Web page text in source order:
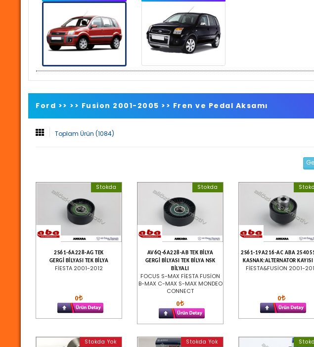
Ford >> >> Fusion 2001-2005 >> Fren ve Pedal Aksamı
Toplam Ürün (1084)
Stokda
2S61-6A228-AG TEK
GERGİ BİLYASI TEK BİLYA
FİESTA 2001-2012
0
Stokda
AV6Q-6A228-AB TEK BİLYA
GERGİ BİLYASI TEK BİLYA NSK
BİLYALI
FOCUS S-MAX FİESTA FUSİON
B-MAX C-MAX S-MAX MONDEO
CONNECT
0
2S61-19A216-AC ABA
KASNAK:ALTERNATOR KAYISI
FİESTA&FUSİON 2001-
0
Stokda Yok Stokda Yok